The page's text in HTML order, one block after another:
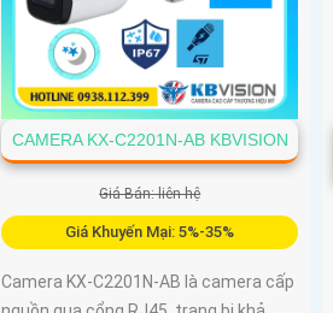
CAMERA KX-C2201N-AB KBVISION
Giá Bán: liên hệ
Giá Khuyến Mại: 5%-35%
Camera KX-C2201N-AB là camera cấp